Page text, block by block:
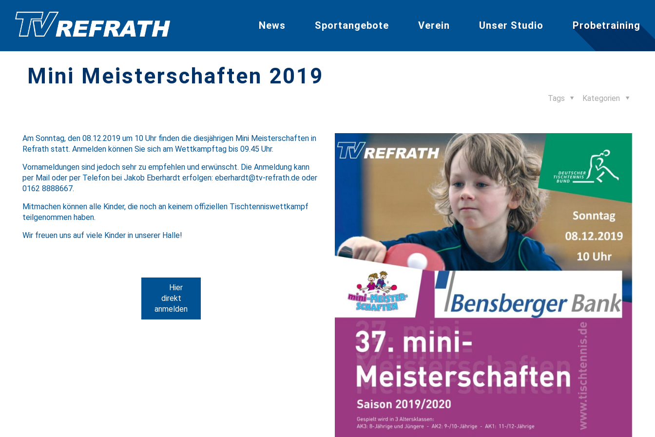
News Sportangebote Verein Unser Studio Probetraining
Mini Meisterschaften 2019
Kategorien
Tags
Am Sonntag, den 08.12.2019 um 10 Uhr finden die diesjährigen Mini Meisterschaften in
Refrath statt. Anmelden können Sie sich am Wettkampftag bis 09.45 Uhr.
Vornameldungen sind jedoch sehr zu empfehlen und erwünscht. Die Anmeldung kann
per Mail oder per Telefon bei Jakob Eberhardt erfolgen:eberhardt@tv-refrath.de oder
0162 8888667.
Mitmachen können alle Kinder, die noch an keinem offiziellen Tischtenniswettkampf
teilgenommen haben.
Wir freuen uns auf viele Kinder in unserer Halle!
Hier
direkt
anmelden